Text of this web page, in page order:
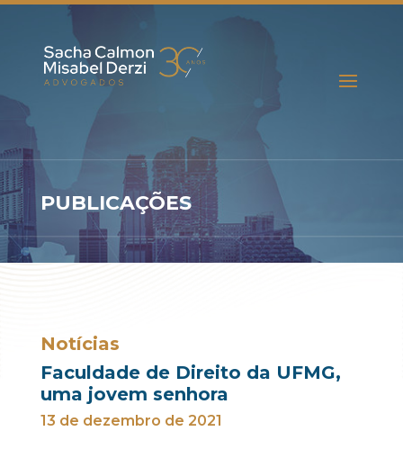
PUBLICAÇÕES
Notícias
Faculdade de Direito da UFMG,
uma jovem senhora
13 de dezembro de 2021